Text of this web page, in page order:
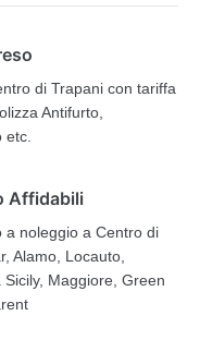
di Trapani con tariffa
Antifurto,
Affidabili
a noleggio a Centro di
Alamo, Locauto,
Maggiore, Green